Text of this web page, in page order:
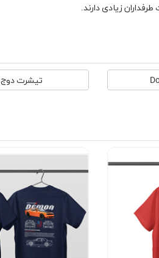
زیادی دارند.
تیشرت دوج Dodge